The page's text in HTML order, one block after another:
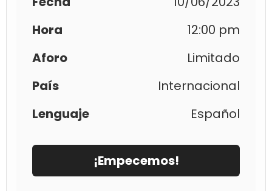
Hora
12:00 pm
Aforo
Limitado
País
Internacional
Lenguaje
Español
¡Empecemos!